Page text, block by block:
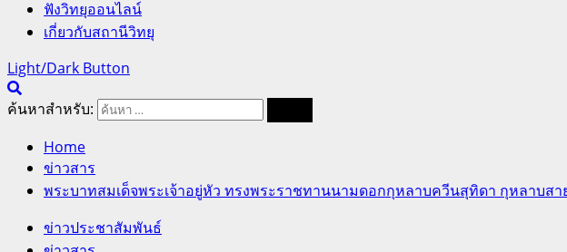
ฟังวิทยุออนไลน์
เกี่ยวกับสถานีวิทยุ
Light/Dark Button
ค้นหาสำหรับ:
Home
ข่าวสาร
พระบาทสมเด็จพระเจ้าอยู่หัว ทรงพระราชทานนามดอกกุหลาบควีนสุทิดา กุหลาบส
ข่าวประชาสัมพันธ์